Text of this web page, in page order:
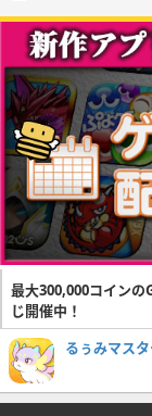
最大300,000コイン
じ開催中！
るぅみマス